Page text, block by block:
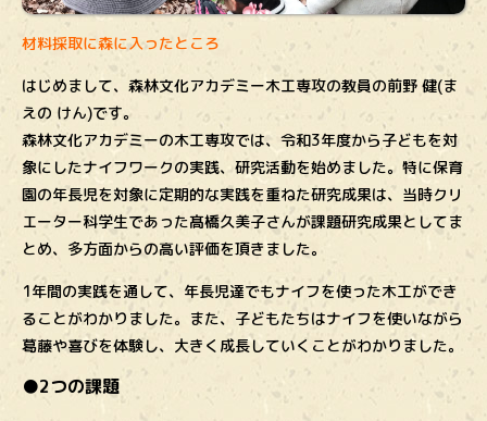
材料採取に森に入ったところ
はじめまして、森林文化アカデミー木工専攻の教員の前野 健(ま
えの けん)です。
森林文化アカデミーの木工専攻では、令和3年度から子どもを対
象にしたナイフワークの実践、研究活動を始めました。特に保育
園の年長児を対象に定期的な実践を重ねた研究成果は、当時クリ
エーター科学生であった髙橋久美子さんが課題研究成果としてま
とめ、多方面からの高い評価を頂きました。
1年間の実践を通して、年長児達でもナイフを使った木工ができ
ることがわかりました。また、子どもたちはナイフを使いながら
葛藤や喜びを体験し、大きく成長していくことがわかりました。
●2つの課題